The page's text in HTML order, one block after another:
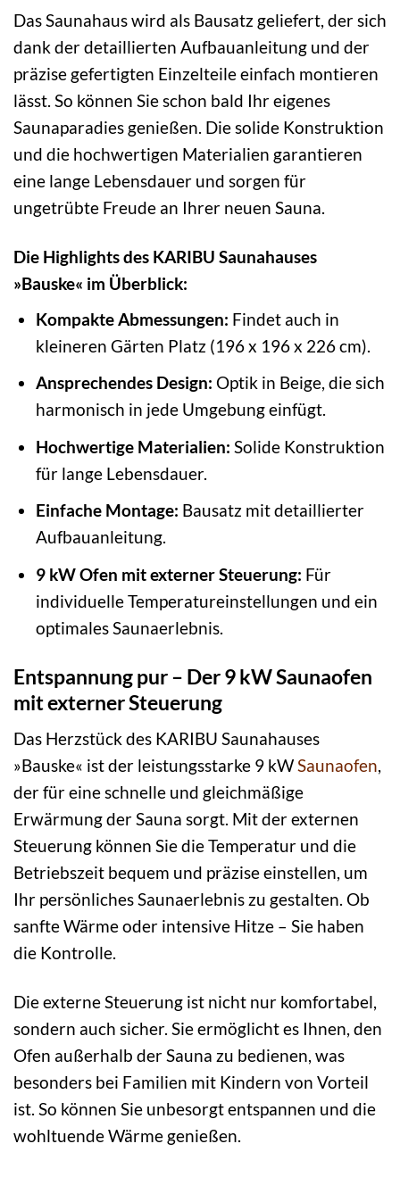
Das Saunahaus wird als Bausatz geliefert, der sich
dank der detaillierten Aufbauanleitung und der
präzise gefertigten Einzelteile einfach montieren
lässt. So können Sie schon bald Ihr eigenes
Saunaparadies genießen. Die solide Konstruktion
und die hochwertigen Materialien garantieren
eine lange Lebensdauer und sorgen für
ungetrübte Freude an Ihrer neuen Sauna.
Die Highlights des KARIBU Saunahauses
»Bauske« im Überblick:
Kompakte Abmessungen: Findet auch in
kleineren Gärten Platz (196 x 196 x 226 cm).
Ansprechendes Design: Optik in Beige, die sich
harmonisch in jede Umgebung einfügt.
Hochwertige Materialien: Solide Konstruktion
für lange Lebensdauer.
Einfache Montage: Bausatz mit detaillierter
Aufbauanleitung.
9 kW Ofen mit externer Steuerung: Für
individuelle Temperatureinstellungen und ein
optimales Saunaerlebnis.
Entspannung pur – Der 9 kW Saunaofen
mit externer Steuerung
Das Herzstück des KARIBU Saunahauses
»Bauske« ist der leistungsstarke 9 kWSaunaofen,
der für eine schnelle und gleichmäßige
Erwärmung der Sauna sorgt. Mit der externen
Steuerung können Sie die Temperatur und die
Betriebszeit bequem und präzise einstellen, um
Ihr persönliches Saunaerlebnis zu gestalten. Ob
sanfte Wärme oder intensive Hitze – Sie haben
die Kontrolle.
Die externe Steuerung ist nicht nur komfortabel,
sondern auch sicher. Sie ermöglicht es Ihnen, den
Ofen außerhalb der Sauna zu bedienen, was
besonders bei Familien mit Kindern von Vorteil
ist. So können Sie unbesorgt entspannen und die
wohltuende Wärme genießen.